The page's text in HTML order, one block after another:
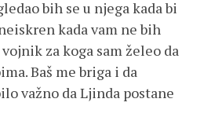
bih se u njega kada bi
kada vam ne bih
za koga sam želeo da
Baš me briga i da
važno da Ljinda postane